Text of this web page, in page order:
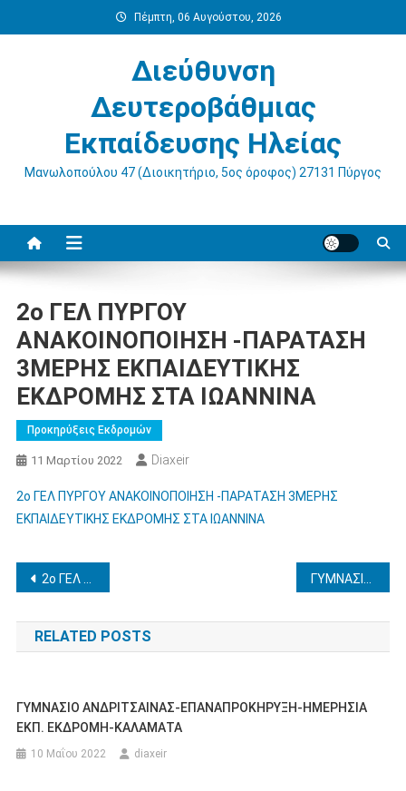
στο
Πέμπτη, 06 Αυγούστου, 2026
Διεύθυνση
Δευτεροβάθμιας
Εκπαίδευσης Ηλείας
Μανωλοπούλου 47 (Διοικητήριο, 5ος όροφος) 27131 Πύργος
2ο ΓΕΛ ΠΥΡΓΟΥ
ΑΝΑΚΟΙΝΟΠΟΙΗΣΗ -ΠΑΡΑΤΑΣΗ
3ΜΕΡΗΣ ΕΚΠΑΙΔΕΥΤΙΚΗΣ
ΕΚΔΡΟΜΗΣ ΣΤΑ ΙΩΑΝΝΙΝΑ
Προκηρύξεις Εκδρομών
11 Μαρτίου 2022 Diaxeir
2ο ΓΕΛ ΠΥΡΓΟΥ ΑΝΑΚΟΙΝΟΠΟΙΗΣΗ -ΠΑΡΑΤΑΣΗ 3ΜΕΡΗΣ
ΕΚΠΑΙΔΕΥΤΙΚΗΣ ΕΚΔΡΟΜΗΣ ΣΤΑ ΙΩΑΝΝΙΝΑ
Πλοήγηση
άρθρων
2ο ΓΕΛ Αμαλιάδας: Πολυήμερη Εκπαιδευτική επίσκεψη στην Κύπρο
RELATED POSTS
ΓΥΜΝΑΣΙΟ ΑΝΔΡΙΤΣΑΙΝΑΣ-ΕΠΑΝΑΠΡΟΚΗΡΥΞΗ-ΗΜΕΡΗΣΙΑ
ΕΚΠ. ΕΚΔΡΟΜΗ-ΚΑΛΑΜΑΤΑ
10 Μαΐου 2022 diaxeir